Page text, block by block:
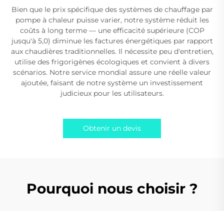
Bien que le prix spécifique des systèmes de chauffage par
pompe à chaleur puisse varier, notre système réduit les
coûts à long terme — une efficacité supérieure (COP
jusqu'à 5,0) diminue les factures énergétiques par rapport
aux chaudières traditionnelles. Il nécessite peu d'entretien,
utilise des frigorigènes écologiques et convient à divers
scénarios. Notre service mondial assure une réelle valeur
ajoutée, faisant de notre système un investissement
judicieux pour les utilisateurs.
Obtenir un devis
Pourquoi nous choisir ?